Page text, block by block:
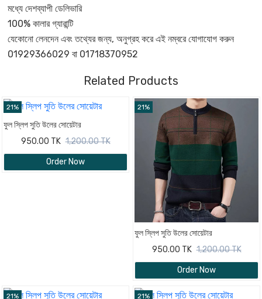
মধ্যে দেশব্যাপী ডেলিভারি
100% কালার গ্যারান্টি
যেকোনো লেনদেন এবং তথ্যের জন্য, অনুগ্রহ করে এই নম্বরে যোগাযোগ করুন
01929366029 বা 01718370952
Related Products
21%
ফুল স্লিপ সুতি উলের সোয়েটার
950.00 TK 1,200.00 TK
Order Now
21%
ফুল স্লিপ সুতি উলের সোয়েটার
950.00 TK 1,200.00 TK
Order Now
21% 21%